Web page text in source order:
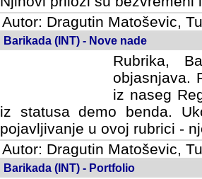
Autor: Dragutin Matoševic,
Barikada (INT) - Nove nade
Rubrika,
objasnjava.
iz naseg
iz statusa demo benda.
pojavljivanje u ovoj rubrici -
Autor: Dragutin Matoševic,
Barikada (INT) - Portfolio